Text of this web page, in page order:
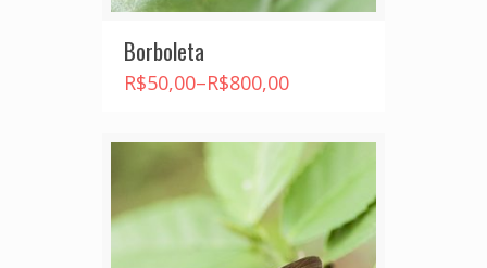
Borboleta
R$50,00–R$800,00